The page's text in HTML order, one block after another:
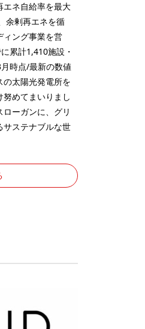
エネ自給率を最大
余剰再エネを循
ィング事業を営
累計1,410施設・
時点/最新の数値
の太陽光発電所を
めてまいりまし
ーガンに、グリ
サステナブルな世